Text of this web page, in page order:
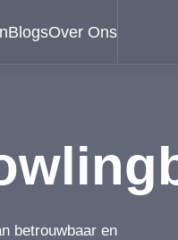
BlogsOver Ons
betrouwbaar en